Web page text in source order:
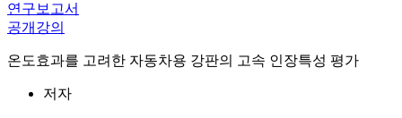
연구보고서
공개강의
온도효과를 고려한 자동차용 강판의 고속 인장특성 평가
저자